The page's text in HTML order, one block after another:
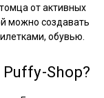
от активных
можно создавать
обувью.
Shop?